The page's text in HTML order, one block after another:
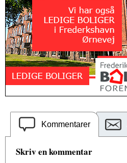
Kommentarer
Skriv en kommentar